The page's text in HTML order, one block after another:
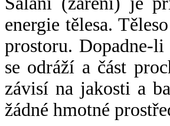
energie tělesa.
prostoru. Dopadne-
se odráží a část
závisí na jakosti a
žádné hmotné